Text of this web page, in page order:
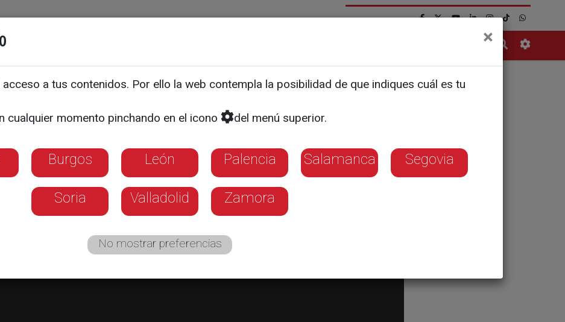
Noticias
de la USAL entre los mejores
del mundo
×
a tus contenidos. Por ello la web contempla la posibilidad de que indiques cuál es tu
cualquier momento pinchando en el icono
del menú superior.
Burgos León Palencia Salamanca Segovia
Soria Valladolid Zamora
No mostrar preferencias